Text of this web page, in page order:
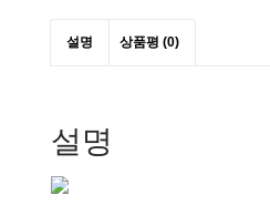
설명 상품평 (0)
설명